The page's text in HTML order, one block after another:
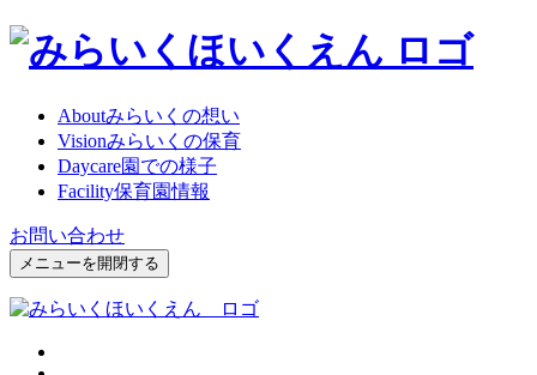
Aboutみらいくの想い
Visionみらいくの保育
Daycare園での様子
Facility保育園情報
お問い合わせ
メニューを開閉する